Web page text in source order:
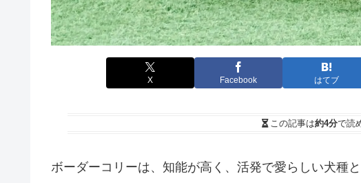
X Facebook はてブ
この記事は約4分で読
ボーダーコリーは、知能が高く、活発で愛らしい犬種